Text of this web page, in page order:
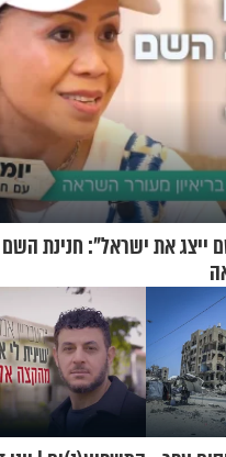
את ישראל": חנינת השם